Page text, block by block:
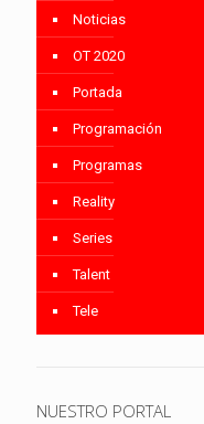
Noticias
OT 2020
Portada
Programación
Programas
Reality
Series
Talent
Tele
NUESTRO PORTAL